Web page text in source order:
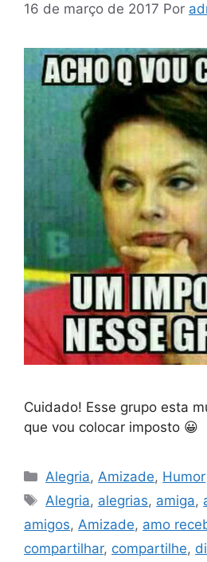
16 de março de 2017 Por
Cuidado! Esse grupo esta
que vou colocar imposto 😀
Categorias
Alegria, Amizade, Humor
Tags
Alegria, alegrias, amiga,
amigos, Amizade, amo
compartilhar, compartilhe,